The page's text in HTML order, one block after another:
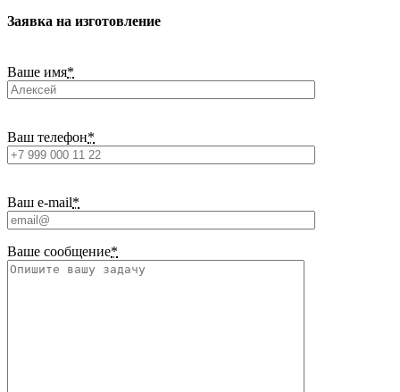
Заявка на изготовление
Ваше имя*
Ваш телефон*
Ваш e-mail*
Ваше сообщение*